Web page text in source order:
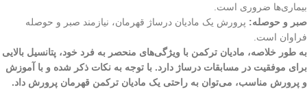
بیماری‌ها ضروری است.
صبر و حوصله: پرورش یک مادیان درساژ قهرمان، نیازمند صبر و حوصله
فراوان است.
به طور خلاصه، مادیان ترکمن با ویژگی‌های منحصر به فرد خود، پتانسیل بالایی
برای موفقیت در مسابقات درساژ دارد. با توجه به نکات ذکر شده و با آموزش
و پرورش مناسب، می‌توان به راحتی یک مادیان ترکمن قهرمان پرورش داد.